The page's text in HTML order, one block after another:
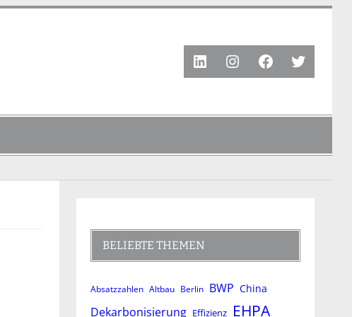
LinkedInInstagram
Facebook
Twitter
BELIEBTE THEMEN
Absatzzahlen Altbau Berlin BWP China
Dekarbonisierung Effizienz EHPA